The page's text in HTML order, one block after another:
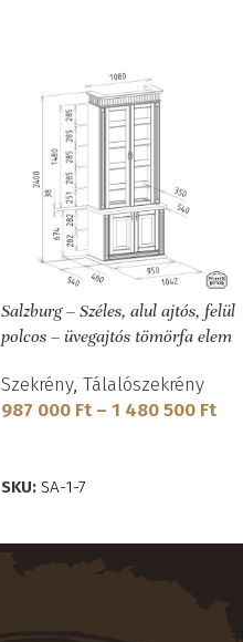
Salzburg – Széles, alul ajtós, felül
polcos – üvegajtós tömörfa elem
Szekrény, Tálalószekrény
987 000 Ft – 1 480 500 Ft
SKU: SA-1-7